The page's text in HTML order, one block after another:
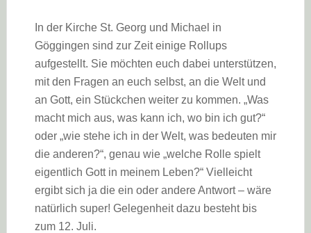
In der Kirche St. Georg und Michael in
Göggingen sind zur Zeit einige Rollups
aufgestellt. Sie möchten euch dabei unterstützen,
mit den Fragen an euch selbst, an die Welt und
an Gott, ein Stückchen weiter zu kommen. „Was
macht mich aus, was kann ich, wo bin ich gut?“
oder „wie stehe ich in der Welt, was bedeuten mir
die anderen?“, genau wie „welche Rolle spielt
eigentlich Gott in meinem Leben?“ Vielleicht
ergibt sich ja die ein oder andere Antwort – wäre
natürlich super! Gelegenheit dazu besteht bis
zum 12. Juli.